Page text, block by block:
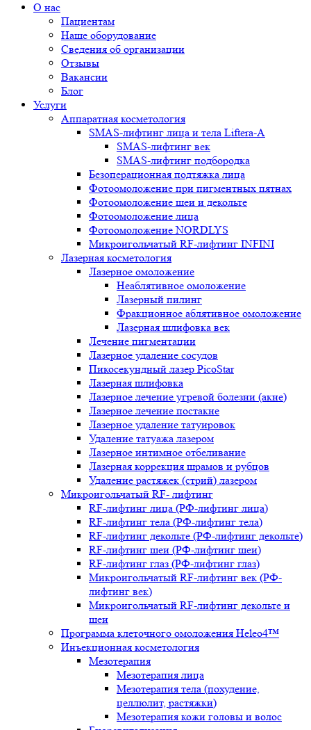
О нас
Пациентам
Наше оборудование
Сведения об организации
Отзывы
Вакансии
Блог
Услуги
Аппаратная косметология
SMAS-лифтинг лица и тела Liftera-A
SMAS-лифтинг век
SMAS-лифтинг подбородка
Безоперационная подтяжка лица
Фотоомоложение при пигментных пятнах
Фотоомоложение шеи и декольте
Фотоомоложение лица
Фотоомоложение NORDLYS
Микроигольчатый RF-лифтинг INFINI
Лазерная косметология
Лазерное омоложение
Неаблятивное омоложение
Лазерный пилинг
Фракционное аблятивное омоложение
Лазерная шлифовка век
Лечение пигментации
Лазерное удаление сосудов
Пикосекундный лазер PicoStar
Лазерная шлифовка
Лазерное лечение угревой болезни (акне)
Лазерное лечение постакне
Лазерное удаление татуировок
Удаление татуажа лазером
Лазерное интимное отбеливание
Лазерная коррекция шрамов и рубцов
Удаление растяжек (стрий) лазером
Микроигольчатый RF- лифтинг
RF-лифтинг лица (РФ-лифтинг лица)
RF-лифтинг тела (РФ-лифтинг тела)
RF-лифтинг декольте (РФ-лифтинг декольте)
RF-лифтинг шеи (РФ-лифтинг шеи)
RF-лифтинг глаз (РФ-лифтинг глаз)
Микроигольчатый RF-лифтинг век (РФ-
лифтинг век)
Микроигольчатый RF-лифтинг декольте и
шеи
Программа клеточного омоложения Heleo4™
Инъекционная косметология
Мезотерапия
Мезотерапия лица
Мезотерапия тела (похудение,
целлюлит, растяжки)
Мезотерапия кожи головы и волос